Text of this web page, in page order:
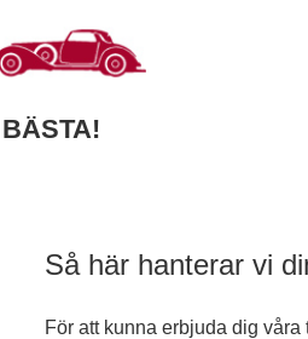
Så här hanterar vi
För att kunna erbjuda dig